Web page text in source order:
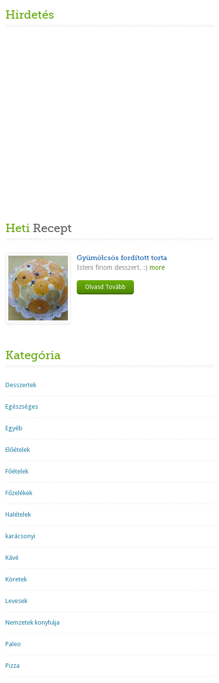
Hirdetés
Heti Recept
Gyümölcsös fordított torta
Isteni finom desszert. :) more
Olvasd Tovább
Kategória
Desszertek
Egészséges
Egyéb
Előételek
Főételek
Főzelékek
Halételek
karácsonyi
Kávé
Köretek
Levesek
Nemzetek konyhája
Paleo
Pizza